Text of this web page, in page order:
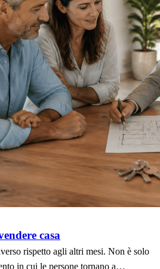
casa
rispetto agli altri mesi. Non è solo
in cui le persone tornano a…